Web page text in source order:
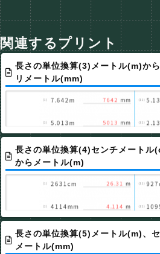
関連するプリント
長さの単位換算(3)メートル(m)か
リメートル(mm)
長さの単位換算(4)センチメートル
からメートル(m)
長さの単位換算(5)メートル(m)、
メートル(mm)